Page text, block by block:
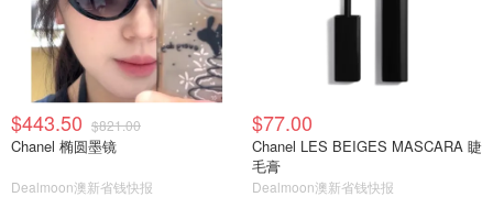
$443.50 $821.00
Chanel 椭圆墨镜
Dealmoon澳新省钱快报
$77.00
Chanel LES BEIGES MASCARA 睫
毛膏
Dealmoon澳新省钱快报